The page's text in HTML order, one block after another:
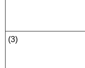
(3)